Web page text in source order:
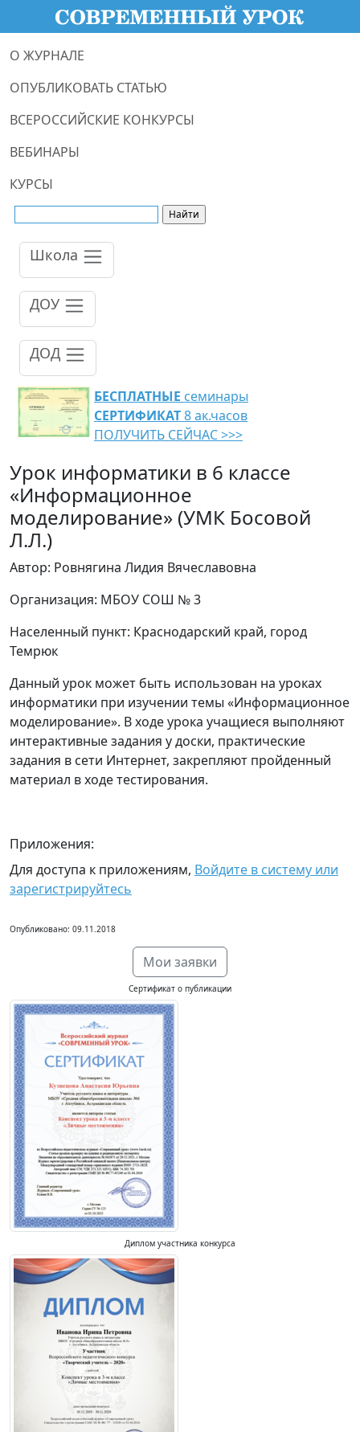
О ЖУРНАЛЕ
ОПУБЛИКОВАТЬ СТАТЬЮ
ВСЕРОССИЙСКИЕ КОНКУРСЫ
ВЕБИНАРЫ
КУРСЫ
Школа
ДОУ
ДОД
БЕСПЛАТНЫЕ семинары
СЕРТИФИКАТ8 ак.часов
ПОЛУЧИТЬ СЕЙЧАС >>>
Урок информатики в 6 классе
«Информационное
моделирование» (УМК Босовой
Л.Л.)
Автор: Ровнягина Лидия Вячеславовна
Организация: МБОУ СОШ № 3
Населенный пункт: Краснодарский край, город
Темрюк
Данный урок может быть использован на уроках
информатики при изучении темы «Информационное
моделирование». В ходе урока учащиеся выполняют
интерактивные задания у доски, практические
задания в сети Интернет, закрепляют пройденный
материал в ходе тестирования.
Приложения:
Для доступа к приложениям, Войдите в систему или
зарегистрируйтесь
Опубликовано: 09.11.2018
Мои заявки
Сертификат о публикации
Диплом участника конкурса